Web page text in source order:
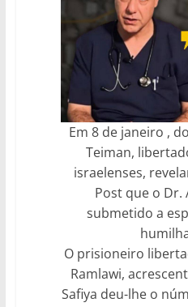
Em 8 de janeiro ,
Teiman,
israelenses,
Post que o Dr.
submetido a
O prisioneiro
Ramlawi,
Safiya deu-lhe o